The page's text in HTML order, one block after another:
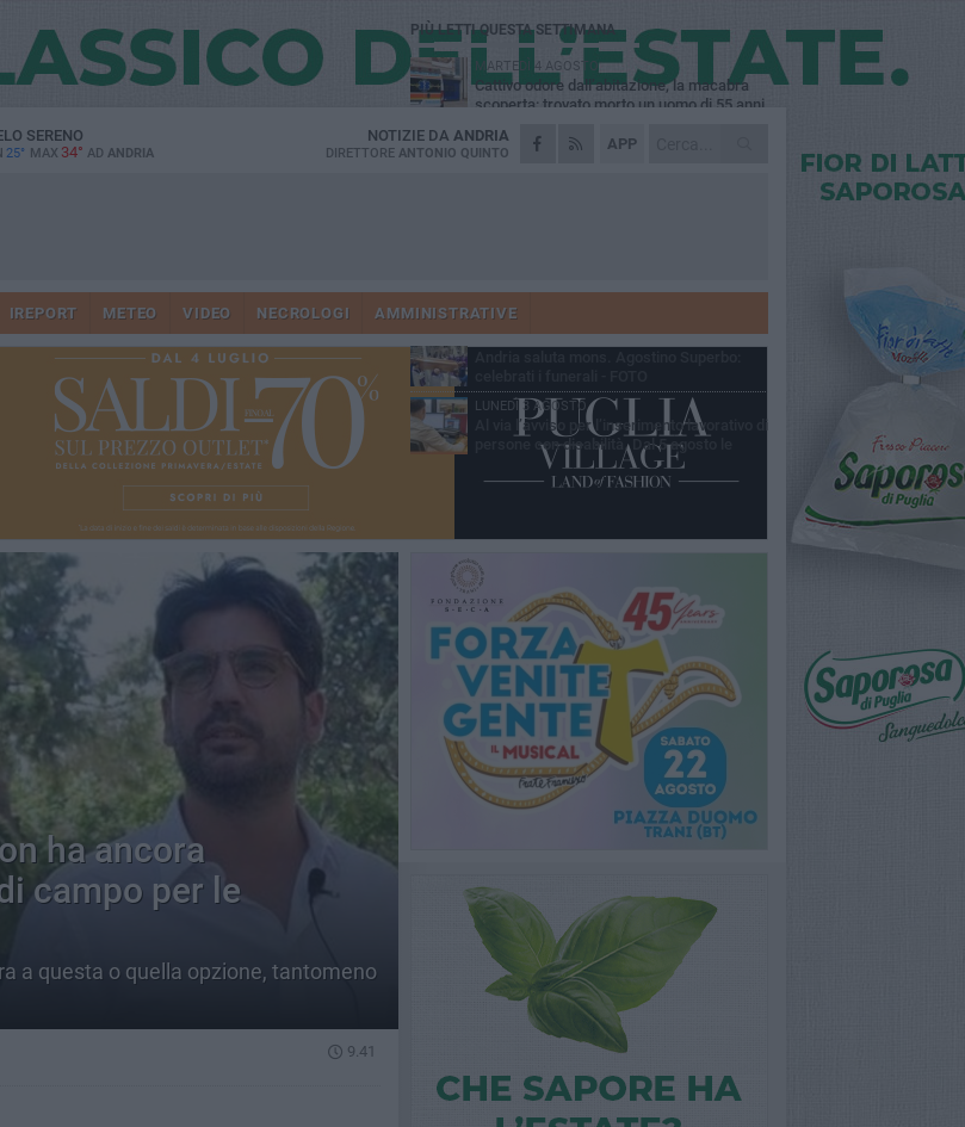
SERENO
25° MAX 34° AD ANDRIA
APP
NOTIZIE DA ANDRIA
DIRETTORE ANTONIO QUINTO
IREPORT METEO VIDEO NECROLOGI AMMINISTRATIVE
ha ancora
campo per le
a questa o quella opzione, tantomeno
9.41
PIÙ LETTI QUESTA SETTIMANA
MARTEDÌ 4 AGOSTO
Cattivo odore dall’abitazione, la macabra
scoperta: trovato morto un uomo di 55 anni
SABATO 1 AGOSTO
"3 vite. 2 impegni. 1 strada": ad Andria
Scompare prematuramente l'avvocato
Beppe Tortora
MARTEDÌ 4 AGOSTO
LUNEDÌ 3 AGOSTO
Al via l’avviso per l’inserimento lavorativo di
persone con disabilità. Dal 5 agosto le